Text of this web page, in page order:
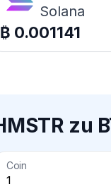
Solana
₿ 0.001141
zu
Coin